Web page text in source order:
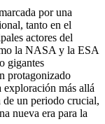
por una
tanto en el
actores del
la NASA y la ESA
gigantes
protagonizado
más allá
de un periodo crucial,
nueva era para la